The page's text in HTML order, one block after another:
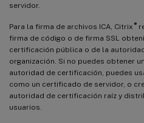
servidor.
Para la firma de archivos ICA, Citrix ®
firma de código o de firma SSL
certificación pública o de la
organización. Si no puedes obtener
autoridad de certificación, puedes
como un certificado de servidor, o
autoridad de certificación raíz y
usuarios.